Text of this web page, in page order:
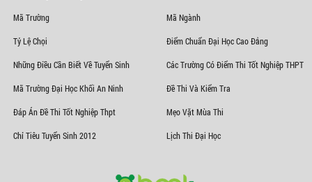
Mã Trường Mã Ngành
Tỷ Lệ Chọi Điểm Chuẩn Đại Học Cao Đẳng
Những Điều Cần Biết Về Tuyển Sinh Các Trường Có Điểm Thi Tốt Nghiệp THPT
Mã Trường Đại Học Khối An Ninh Đề Thi Và Kiểm Tra
Đáp Án Đề Thi Tốt Nghiệp Thpt Mẹo Vặt Mùa Thi
Chỉ Tiêu Tuyển Sinh 2012 Lịch Thi Đại Học